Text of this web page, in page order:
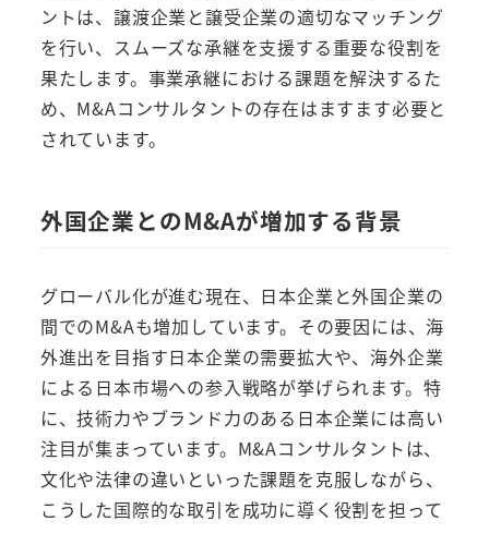
ントは、譲渡企業と譲受企業の適切なマッチング
を行い、スムーズな承継を支援する重要な役割を
果たします。事業承継における課題を解決するた
め、M&Aコンサルタントの存在はますます必要と
されています。
外国企業とのM&Aが増加する背景
グローバル化が進む現在、日本企業と外国企業の
間でのM&Aも増加しています。その要因には、海
外進出を目指す日本企業の需要拡大や、海外企業
による日本市場への参入戦略が挙げられます。特
に、技術力やブランド力のある日本企業には高い
注目が集まっています。M&Aコンサルタントは、
文化や法律の違いといった課題を克服しながら、
こうした国際的な取引を成功に導く役割を担って